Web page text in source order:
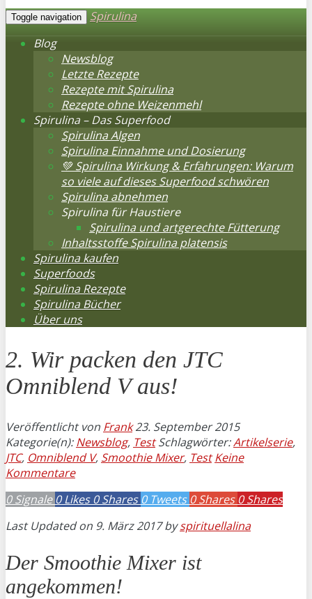
Toggle navigation
Spirulina
Blog
Newsblog
Letzte Rezepte
Rezepte mit Spirulina
Rezepte ohne Weizenmehl
Spirulina – Das Superfood
Spirulina Algen
Spirulina Einnahme und Dosierung
💚 Spirulina Wirkung & Erfahrungen: Warum
so viele auf dieses Superfood schwören
Spirulina abnehmen
Spirulina für Haustiere
Spirulina und artgerechte Fütterung
Inhaltsstoffe Spirulina platensis
Spirulina kaufen
Superfoods
Spirulina Rezepte
Spirulina Bücher
Über uns
2. Wir packen den JTC
Omniblend V aus!
Veröffentlicht von Frank 23. September 2015
Kategorie(n):Newsblog, TestSchlagwörter:Artikelserie,
JTC, Omniblend V, Smoothie Mixer, Test Keine
Kommentare
0 Signale 0 Likes 0 Shares 0 Tweets 0 Shares 0 Shares
Last Updated on 9. März 2017 byspirituellalina
Der Smoothie Mixer ist
angekommen!